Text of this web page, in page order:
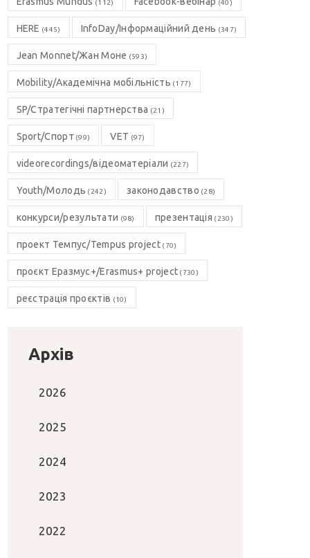
(112) (40)
HERE (445) InfoDay/Інформаційний день (347)
Jean Monnet/Жан Моне (593)
Mobility/Академічна мобільність (177)
SP/Стратегічні партнерства (21)
Sport/Спорт (99) VET (97)
videorecordings/відеоматеріали (227)
Youth/Молодь (242) законодавство (28)
конкурси/результати (98) презентація (230)
проект Темпус/Tempus project(70)
проєкт Еразмус+/Erasmus+ project (730)
реєстрація проєктів (10)
Архів
2026
2025
2024
2023
2022